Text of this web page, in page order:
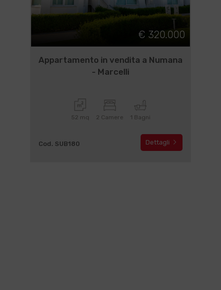
€ 320.000
Appartamento in vendita a Numana
- Marcelli
52 mq 2 Camere 1 Bagni
Cod. SUB180 Dettagli